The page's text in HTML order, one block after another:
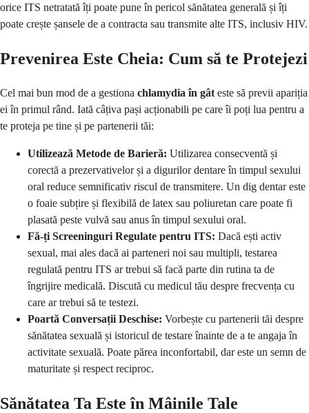
orice ITS netratată îți poate pune în pericol sănătatea generală și îți
poate crește șansele de a contracta sau transmite alte ITS, inclusiv HIV.
Prevenirea Este Cheia: Cum să te Protejezi
Cel mai bun mod de a gestiona chlamydia în gât este să previi apariția
ei în primul rând. Iată câțiva pași acționabili pe care îi poți lua pentru a
te proteja pe tine și pe partenerii tăi:
Utilizează Metode de Barieră: Utilizarea consecventă și
corectă a prezervativelor și a digurilor dentare în timpul sexului
oral reduce semnificativ riscul de transmitere. Un dig dentar este
o foaie subțire și flexibilă de latex sau poliuretan care poate fi
plasată peste vulvă sau anus în timpul sexului oral.
Fă-ți Screeninguri Regulate pentru ITS: Dacă ești activ
sexual, mai ales dacă ai parteneri noi sau multipli, testarea
regulată pentru ITS ar trebui să facă parte din rutina ta de
îngrijire medicală. Discută cu medicul tău despre frecvența cu
care ar trebui să te testezi.
Poartă Conversații Deschise: Vorbește cu partenerii tăi despre
sănătatea sexuală și istoricul de testare înainte de a te angaja în
activitate sexuală. Poate părea inconfortabil, dar este un semn de
maturitate și respect reciproc.
Sănătatea Ta Este în Mâinile Tale